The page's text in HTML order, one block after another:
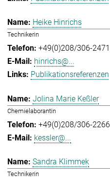
Heike Hinrichs
Technikerin
+49(0)208/306-2471
hinrichs@...
Publikationsreferenzen
Jolina Marie Keßler
Chemielaborantin
+49(0)208/306-2266
kessler@...
Sandra Klimmek
Technikerin